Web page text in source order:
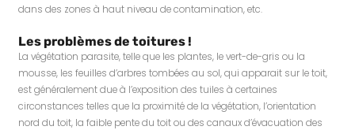
dans des zones à haut niveau de contamination, etc.
Les problèmes de toitures !
La végétation parasite, telle que les plantes, le vert-de-gris ou la
mousse, les feuilles d’arbres tombées au sol, qui apparait sur le toit,
est généralement due à l’exposition des tuiles à certaines
circonstances telles que la proximité de la végétation, l’orientation
nord du toit, la faible pente du toit ou des canaux d’évacuation des